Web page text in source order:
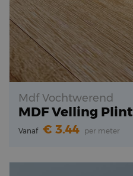
Mdf Vochtwerend
MDF Velling Plint
Vanaf 3.44 per meter